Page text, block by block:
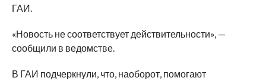
ГАИ.
«Новость не соответствует действительности», —
сообщили в ведомстве.
В ГАИ подчеркнули, что, наоборот, помогают